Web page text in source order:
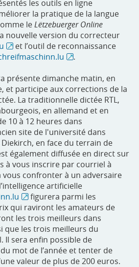
les outils en ligne
la pratique de la langue
leLëtzebuerger Online
nouvelle version du correcteur
et l’outil de reconnaissance
.
présente dimanche matin, en
et participe aux corrections de la
La traditionnelle dictée RTL,
en allemand et en
10 à 12 heures dans
site de l'université dans
en face du terrain de
également diffusée en direct sur
à vous inscrire par courriel à
vous confronter à un adversaire
artificielle
figurera parmi les
qui raviront les amateurs de
les trois meilleurs dans
que les trois meilleurs du
Il sera enfin possible de
mot de l’année et tenter de
valeur de plus de 200 euros.